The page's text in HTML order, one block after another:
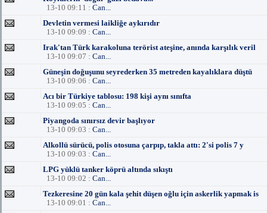
13-10 09:11 : Can...
Devletin vermesi laikliğe aykırıdır
13-10 09:09 : Can...
Irak'tan Türk karakoluna terörist ateşine, anında karşılık veril
13-10 09:07 : Can...
Güneşin doğuşunu seyrederken 35 metreden kayalıklara düştü
13-10 09:06 : Can...
Acı bir Türkiye tablosu: 198 kişi aynı sınıfta
13-10 09:05 : Can...
Piyangoda sınırsız devir başlıyor
13-10 09:03 : Can...
Alkollü sürücü, polis otosuna çarpıp, takla attı: 2'si polis 7 y
13-10 09:03 : Can...
LPG yüklü tanker köprü altında sıkıştı
13-10 09:02 : Can...
Tezkeresine 20 gün kala şehit düşen oğlu için askerlik yapmak is
13-10 09:01 : Can...